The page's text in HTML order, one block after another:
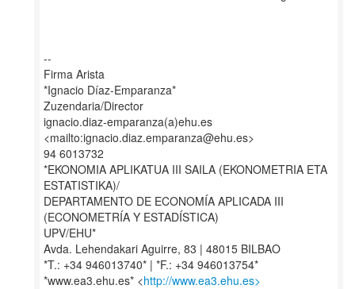
--
Firma Arista
*Ignacio Díaz-Emparanza*
Zuzendaria/Director
ignacio.diaz-emparanza(a)ehu.es
<mailto:ignacio.diaz.emparanza@ehu.es>
94 6013732
*EKONOMIA APLIKATUA III SAILA (EKONOMETRIA ETA
ESTATISTIKA)/
DEPARTAMENTO DE ECONOMÍA APLICADA III
(ECONOMETRÍA Y ESTADÍSTICA)
UPV/EHU*
Avda. Lehendakari Aguirre, 83 | 48015 BILBAO
*T.: +34 946013740* | *F.: +34 946013754*
*www.ea3.ehu.es* <http://www.ea3.ehu.es>